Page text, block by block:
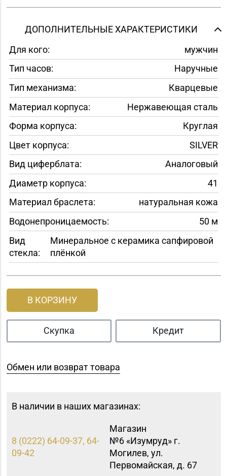
ДОПОЛНИТЕЛЬНЫЕ ХАРАКТЕРИСТИКИ
Для кого:
мужчин
Тип часов:
Наручные
Тип механизма:
Кварцевые
Материал корпуса:
Нержавеющая сталь
Форма корпуса:
Круглая
Цвет корпуса:
SILVER
Вид циферблата:
Аналоговый
Диаметр корпуса:
41
Материал браслета:
натуральная кожа
Водонепроницаемость:
50 м
Вид
стекла:
Минеральное с керамика сапфировой
плёнкой
В КОРЗИНУ
Скупка Кредит
Обмен или возврат товара
В наличии в наших магазинах:
8 (0222) 64-09-37, 64-
09-42
Магазин
№6 «Изумруд» г.
Могилев, ул.
Первомайская, д. 67